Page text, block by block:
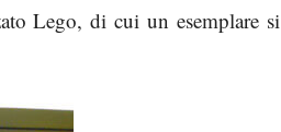
Lego, di cui un esemplare si